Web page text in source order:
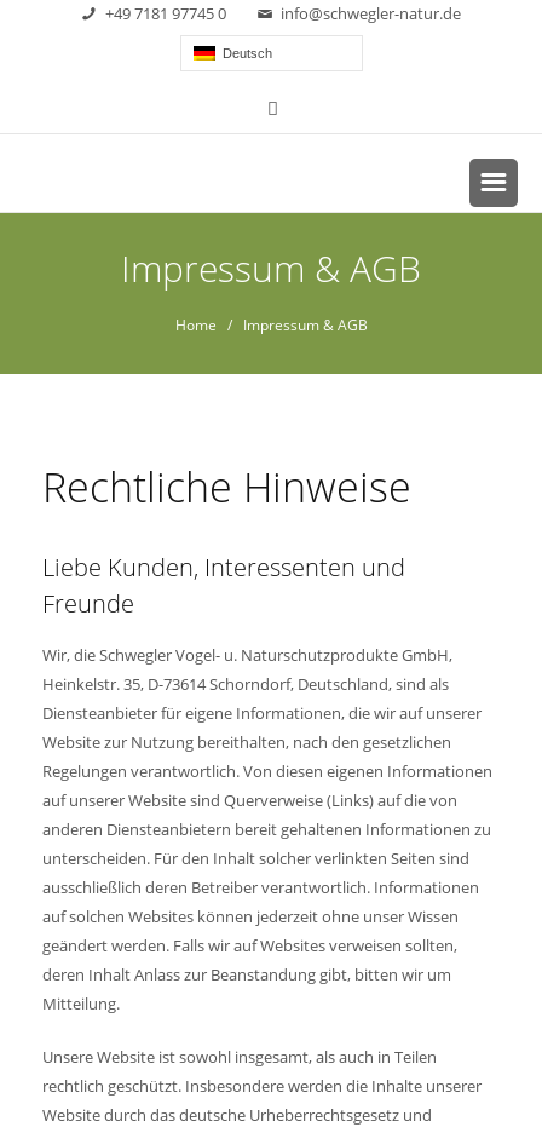
+49 7181 97745 0 info@schwegler-natur.de
Deutsch
Impressum & AGB
Home / Impressum & AGB
Rechtliche Hinweise
Liebe Kunden, Interessenten und
Freunde
Wir, die Schwegler Vogel- u. Naturschutzprodukte GmbH,
Heinkelstr. 35, D-73614 Schorndorf, Deutschland, sind als
Diensteanbieter für eigene Informationen, die wir auf unserer
Website zur Nutzung bereithalten, nach den gesetzlichen
Regelungen verantwortlich. Von diesen eigenen Informationen
auf unserer Website sind Querverweise (Links) auf die von
anderen Diensteanbietern bereit gehaltenen Informationen zu
unterscheiden. Für den Inhalt solcher verlinkten Seiten sind
ausschließlich deren Betreiber verantwortlich. Informationen
auf solchen Websites können jederzeit ohne unser Wissen
geändert werden. Falls wir auf Websites verweisen sollten,
deren Inhalt Anlass zur Beanstandung gibt, bitten wir um
Mitteilung.
Unsere Website ist sowohl insgesamt, als auch in Teilen
rechtlich geschützt. Insbesondere werden die Inhalte unserer
Website durch das deutsche Urheberrechtsgesetz und